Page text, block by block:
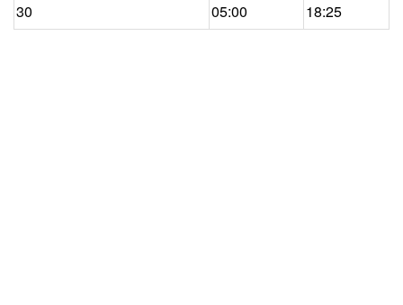
30
05:00 18:25